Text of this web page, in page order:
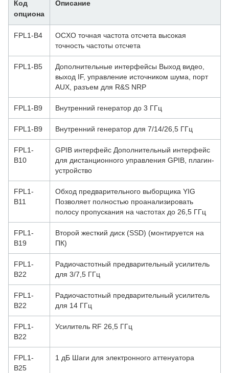
Код
опциона
Описание
FPL1-B4
OCXO точная частота отсчета высокая
точность частоты отсчета
FPL1-B5
Дополнительные интерфейсы Выход видео,
выход IF, управление источником шума, порт
AUX, разъем для R&S NRP
FPL1-B9 Внутренний генератор до 3 ГГц
FPL1-B9 Внутренний генератор для 7/14/26,5 ГГц
FPL1-
B10
GPIB интерфейс Дополнительный интерфейс
для дистанционного управления GPIB, плагин-
устройство
FPL1-
B11
Обход предварительного выборщика YIG
Позволяет полностью проанализировать
полосу пропускания на частотах до 26,5 ГГц
FPL1-
B19
Второй жесткий диск (SSD) (монтируется на
ПК)
FPL1-
B22
Радиочастотный предварительный усилитель
для 3/7,5 ГГц
FPL1-
B22
Радиочастотный предварительный усилитель
для 14 ГГц
FPL1-
B22
Усилитель RF 26,5 ГГц
FPL1-
B25
1 дБ Шаги для электронного аттенуатора